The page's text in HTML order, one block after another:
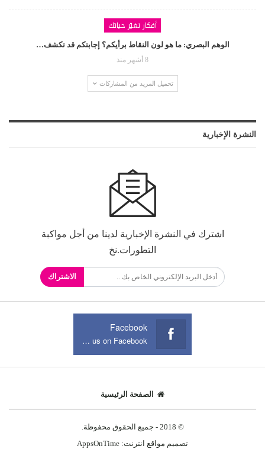
أفكار تغيّر حياتك
الوهم البصري: ما هو لون النقاط برأيكم؟ إجابتكم قد تكشف…
8 أشهر منذ
تحميل المزيد من المشاركات
النشرة الإخبارية
اشترك في النشرة الإخبارية لدينا من أجل مواكبة
التطورات.نخ
الاشتراك
Facebook
Join us on Facebook
الصفحة الرئيسية
© 2018 - جميع الحقوق محفوظة.
تصميم مواقع انترنت: AppsOnTime